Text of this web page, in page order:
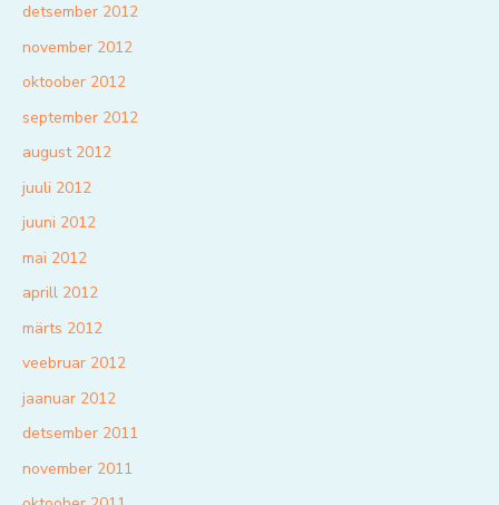
detsember 2012
november 2012
oktoober 2012
september 2012
august 2012
juuli 2012
juuni 2012
mai 2012
aprill 2012
märts 2012
veebruar 2012
jaanuar 2012
detsember 2011
november 2011